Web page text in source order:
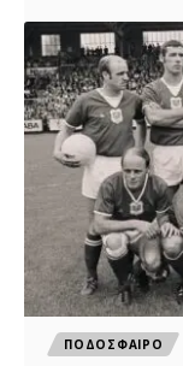
ΠΟΔΟΣΦΑΙΡΟ